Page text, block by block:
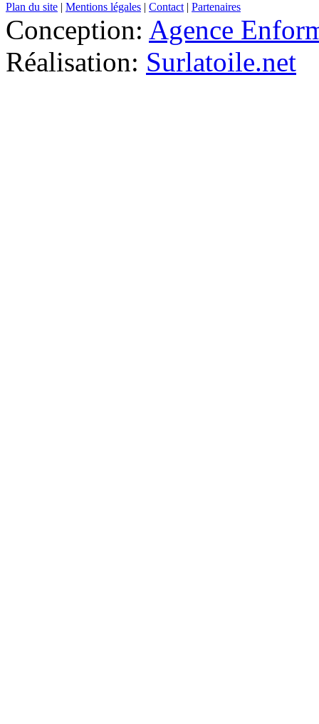
Plan du site | Mentions légales | Contact | Partenaires
Conception: Agence
Réalisation: Surlatoile.net